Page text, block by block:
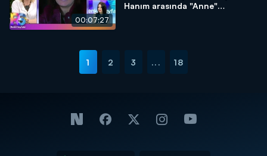
00:07:27
Hanım arasında "Anne"
1 2 3 ... 18